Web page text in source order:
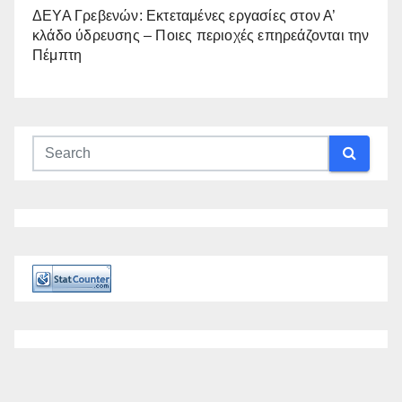
ΔΕΥΑ Γρεβενών: Εκτεταμένες εργασίες στον Α’
κλάδο ύδρευσης – Ποιες περιοχές επηρεάζονται την
Πέμπτη